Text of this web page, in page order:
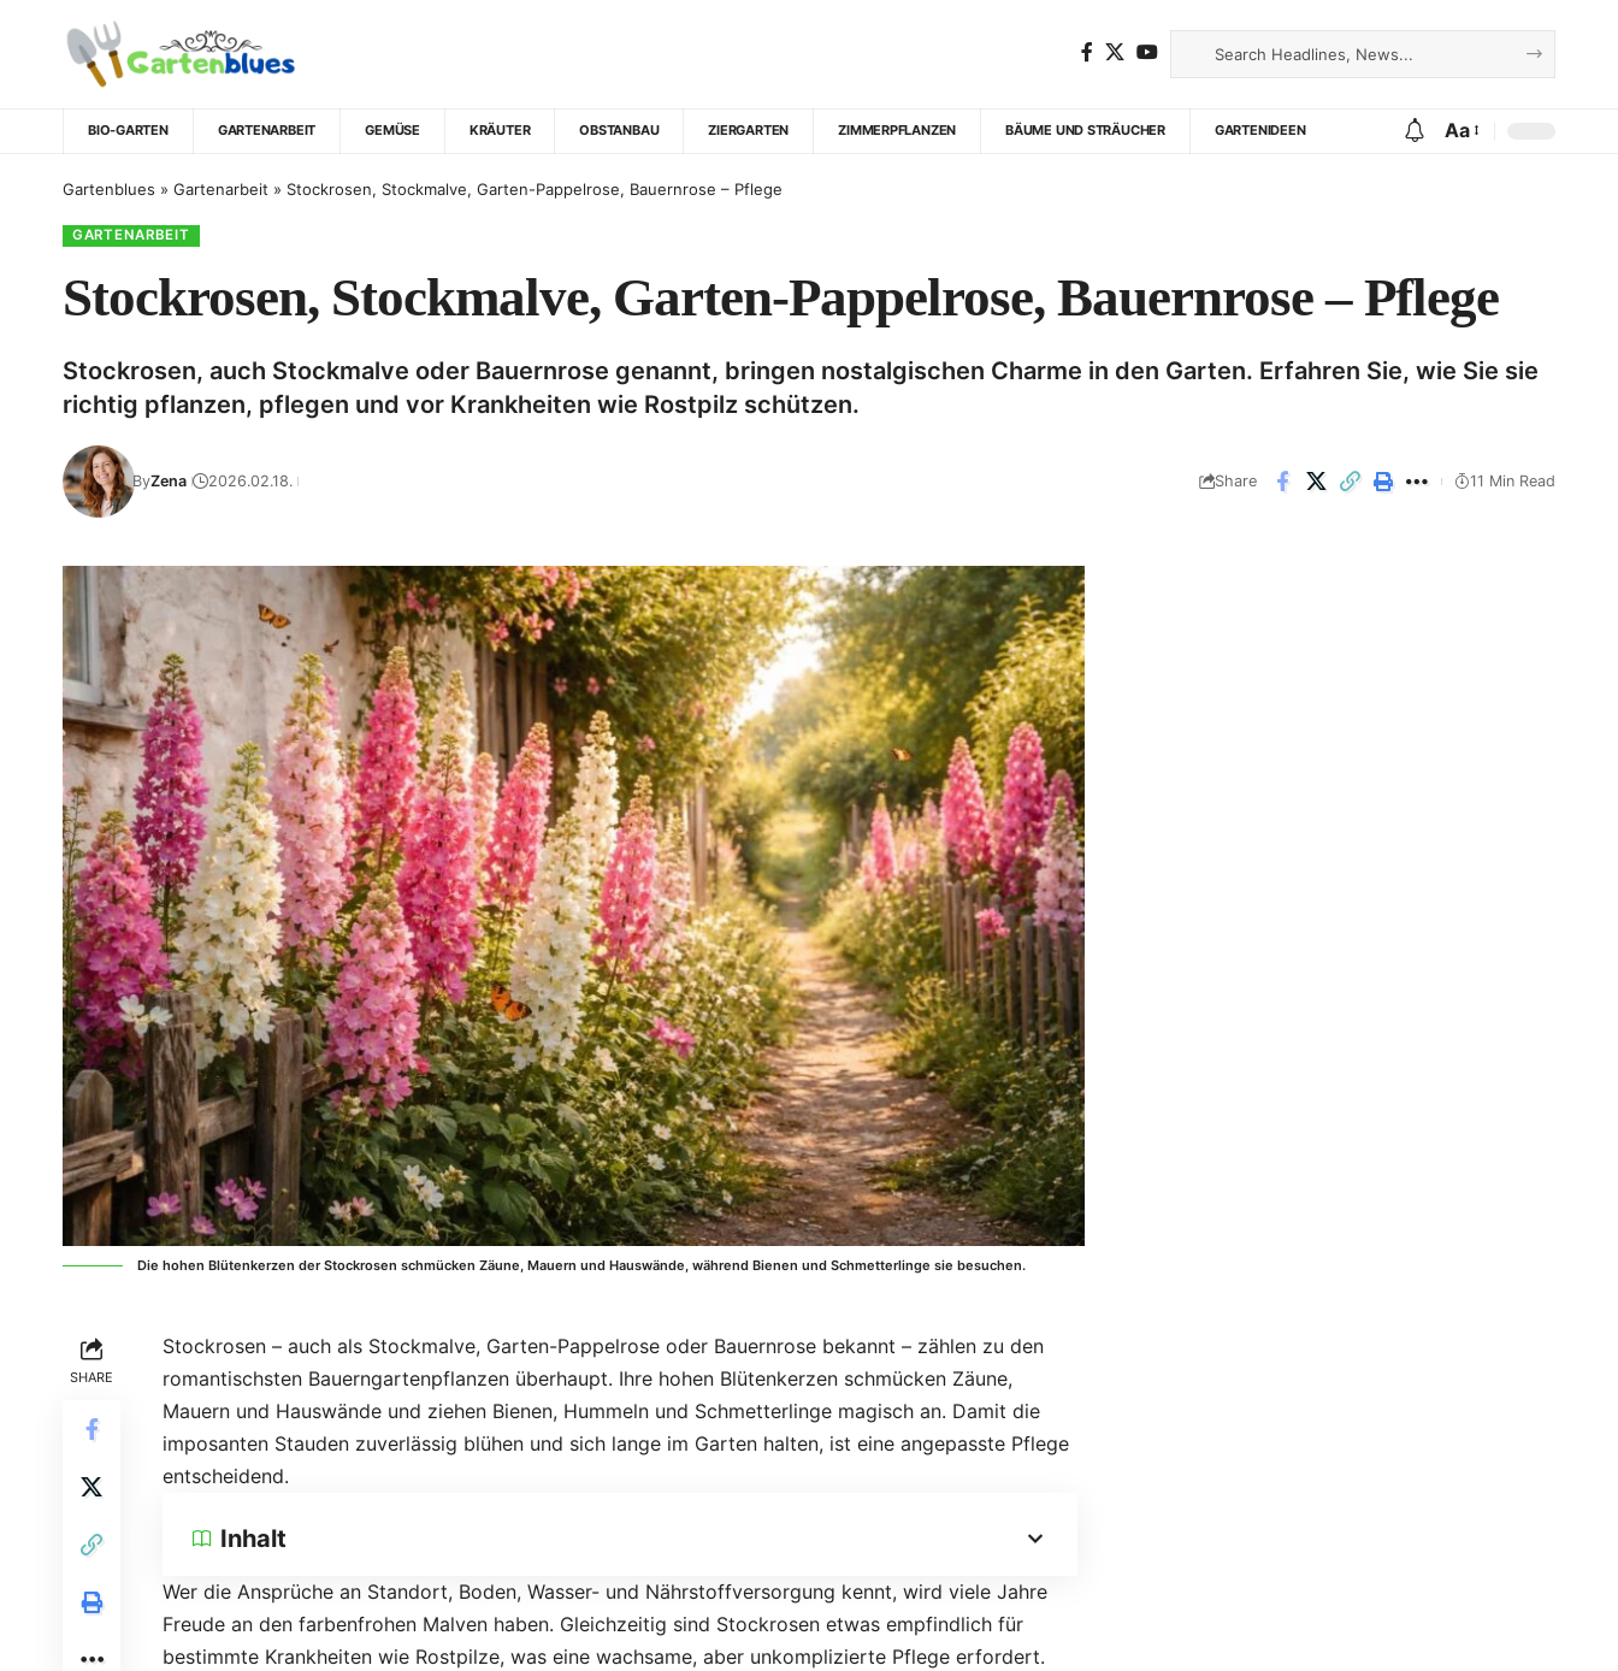
BIO-GARTEN GARTENARBEIT GEMÜSE KRÄUTER OBSTANBAU ZIERGARTEN ZIMMERPFLANZEN BÄUME UND STRÄUCHER GARTENIDEEN Aa
Gartenblues » Gartenarbeit » Stockrosen, Stockmalve, Garten-Pappelrose, Bauernrose – Pflege
GARTENARBEIT
Stockrosen, Stockmalve, Garten-Pappelrose, Bauernrose – Pflege
Stockrosen, auch Stockmalve oder Bauernrose genannt, bringen nostalgischen Charme in den Garten. Erfahren Sie, wie Sie sie
richtig pflanzen, pflegen und vor Krankheiten wie Rostpilz schützen.
ByZena 2026.02.18. Share 11 Min Read
Die hohen Blütenkerzen der Stockrosen schmücken Zäune, Mauern und Hauswände, während Bienen und Schmetterlinge sie besuchen.
SHARE
Stockrosen – auch als Stockmalve, Garten-Pappelrose oder Bauernrose bekannt – zählen zu den
romantischsten Bauerngartenpflanzen überhaupt. Ihre hohen Blütenkerzen schmücken Zäune,
Mauern und Hauswände und ziehen Bienen, Hummeln und Schmetterlinge magisch an. Damit die
imposanten Stauden zuverlässig blühen und sich lange im Garten halten, ist eine angepasste Pflege
entscheidend.
Inhalt
Wer die Ansprüche an Standort, Boden, Wasser- und Nährstoffversorgung kennt, wird viele Jahre
Freude an den farbenfrohen Malven haben. Gleichzeitig sind Stockrosen etwas empfindlich für
bestimmte Krankheiten wie Rostpilze, was eine wachsame, aber unkomplizierte Pflege erfordert.